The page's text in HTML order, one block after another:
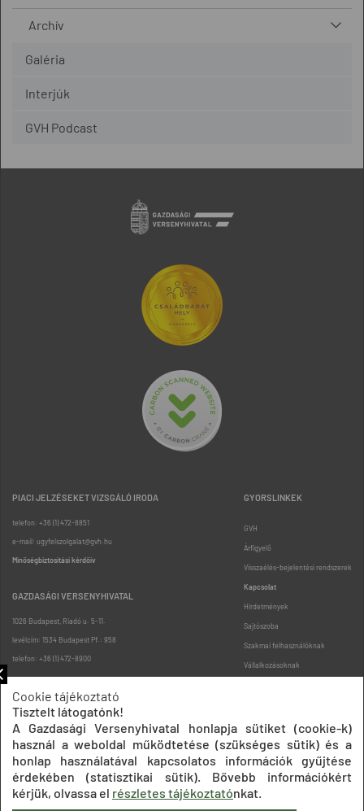
Archív
Galéria
Interjúk
GVH Podcast
PIACI JELZÉSEKET VIZSGÁLÓ IRODA
telefon: +36 (1) 472-8851
e-mail: ugyfelszolgalat@gvh.hu
Minőségbiztosítási kérdőív
GAZDASÁGI VERSENYHIVATAL
1026 Budapest, Riadó u. 5-11.
levélcím: 1534 Budapest Pf.: 958
telefon: +36 (1) 472-8900
GYORSLINKEK
GVH
Árfigyelő
Visszaélés-bejelentési rendszerek
Kapcsolat
Hirdetmények
Sajtószoba
Szakmai felhasználóknak
Vállalkozásoknak
Oldaltérkép
Cookie tájékoztató
Tisztelt látogatónk!
A Gazdasági Versenyhivatal honlapja sütiket (cookie-k)
használ a weboldal működtetése (szükséges sütik) és a
honlap használatával kapcsolatos információk gyűjtése
érdekében (statisztikai sütik). Bővebb információkért
kérjük, olvassa el részletes tájékoztatónkat.